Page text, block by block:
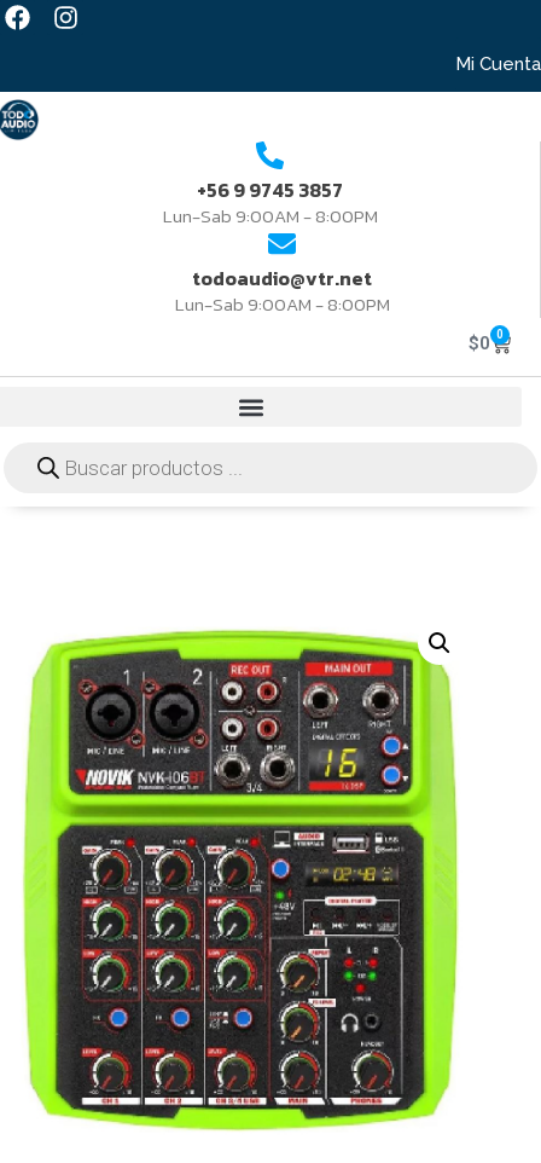
Mi Cuenta
+56 9 9745 3857
Lun-Sab 9:00AM - 8:00PM
todoaudio@vtr.net
Lun-Sab 9:00AM - 8:00PM
$0 0